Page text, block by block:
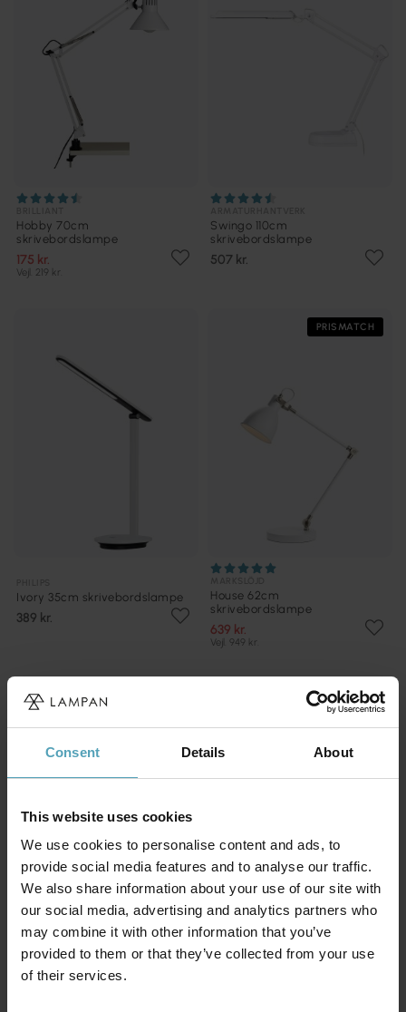
Consent Details About
This website uses cookies
We use cookies to personalise content and ads, to
provide social media features and to analyse our traffic.
We also share information about your use of our site with
our social media, advertising and analytics partners who
may combine it with other information that you’ve
provided to them or that they’ve collected from your use
of their services.
Hobby 70cm
skrivebordslampe
175 kr.
Vejl. 219 kr.
Swingo 110cm
skrivebordslampe
507 kr.
Ivory 35cm skrivebordslampe
389 kr.
PRISMATCH
House 62cm
skrivebordslampe
639 kr.
Vejl. 949 kr.
DYBERG LARSEN
Coast 52cm skrivebordslampe
GLOBO LIGHTING